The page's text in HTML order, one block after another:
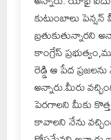
కుటుంబాలు
బ్రతుకుతున్నారని
కాంగ్రేస్
రెడ్డి ఆ పేద
అన్నారు.మీరు
పెరగాలని మీకు
కావాలని నేను